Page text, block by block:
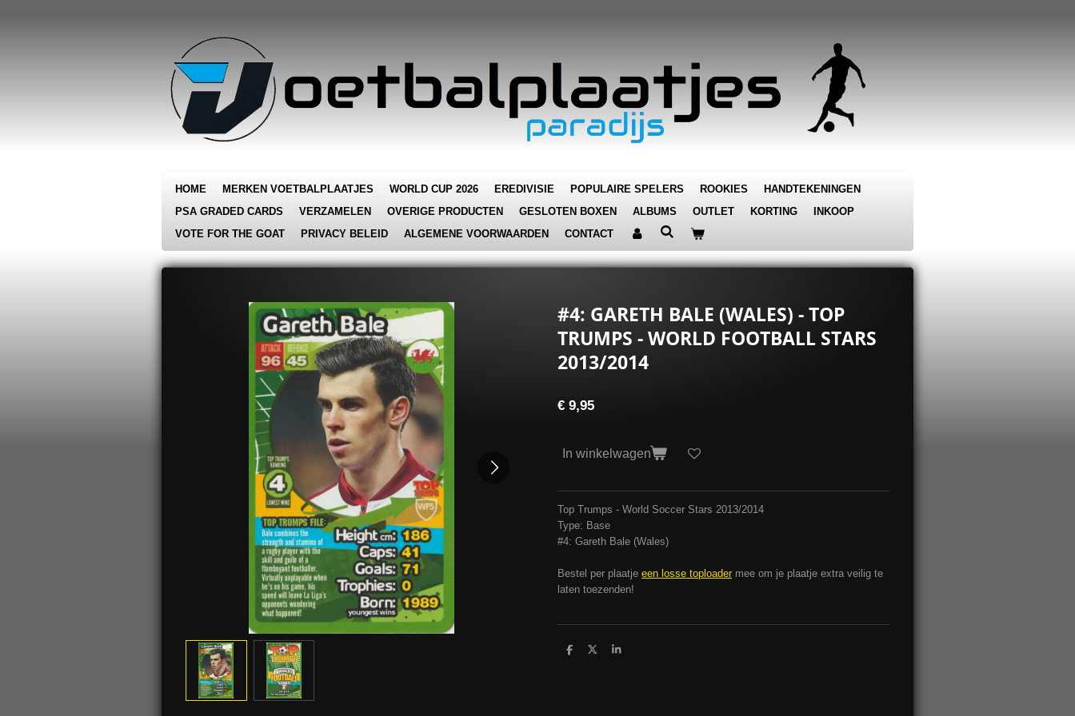
HOME MERKEN VOETBALPLAATJES WORLD CUP 2026 EREDIVISIE POPULAIRE SPELERS ROOKIES
HANDTEKENINGEN
PSA GRADED CARDS
VERZAMELEN OVERIGE PRODUCTEN GESLOTEN BOXEN ALBUMS OUTLET KORTING
INKOOP
VOTE FOR THE GOAT
PRIVACY BELEID ALGEMENE VOORWAARDEN CONTACT
#4: GARETH BALE (WALES) - TOP
TRUMPS - WORLD FOOTBALL STARS
2013/2014
€ 9,95
In winkelwagen
Top Trumps - World Soccer Stars 2013/2014
Type: Base
#4: Gareth Bale (Wales)
Bestel per plaatje een losse toploader mee om je plaatje extra veilig te
laten toezenden!
D
D
S